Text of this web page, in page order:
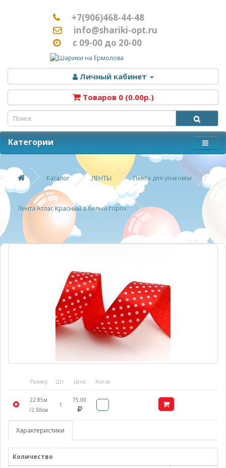
+7(906)468-44-48
info@shariki-opt.ru
с 09-00 до 20-00
Личный кабинет
Товаров 0 (0.00р.)
Категории
Каталог ЛЕНТЫ Лента для упаковки
Лента Атлас Красный в белый горох
Размер Шт. Цена Кол-во
22.85м
/2.50см
1
75.00
Характеристики
Количество